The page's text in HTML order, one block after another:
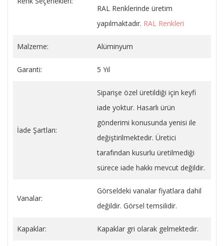
RAL Renklerinde üretim
yapılmaktadır. RAL Renkleri
Malzeme: Alüminyum
Garanti: 5 Yıl
İade Şartları:
Siparişe özel üretildiği için keyfi
iade yoktur. Hasarlı ürün
gönderimi konusunda yenisi ile
değiştirilmektedir. Üretici
tarafından kusurlu üretilmediği
sürece iade hakkı mevcut değildir.
Vanalar:
Görseldeki vanalar fiyatlara dahil
değildir. Görsel temsilidir.
Kapaklar: Kapaklar gri olarak gelmektedir.